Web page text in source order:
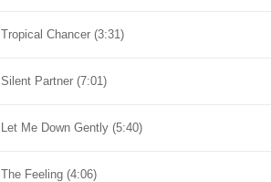
Tropical Chancer (3:31)
Silent Partner (7:01)
Let Me Down Gently (5:40)
The Feeling (4:06)